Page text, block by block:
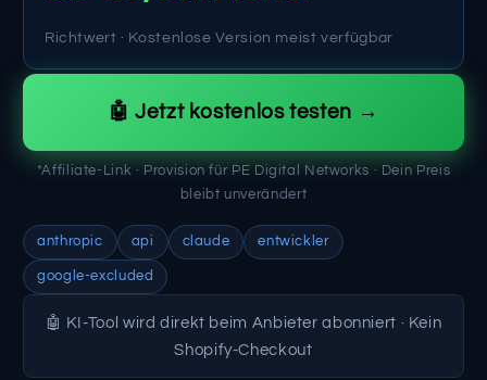
Richtwert · Kostenlose Version meist verfügbar
🤖 Jetzt kostenlos testen →
*Affiliate-Link · Provision für PE Digital Networks · Dein Preis
bleibt unverändert
anthropic api claude entwickler
google-excluded
🤖 KI-Tool wird direkt beim Anbieter abonniert · Kein
Shopify-Checkout